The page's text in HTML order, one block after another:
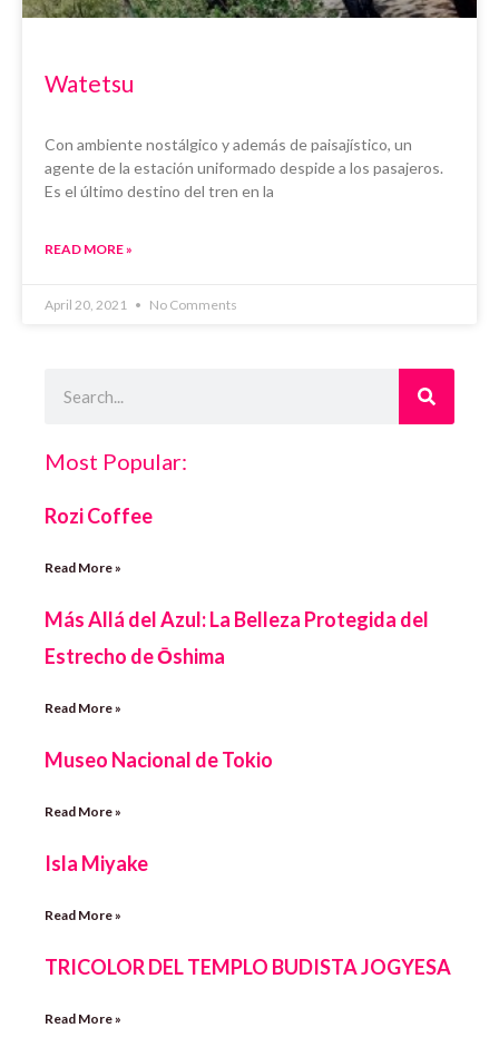
Watetsu
Con ambiente nostálgico y además de paisajístico, un
agente de la estación uniformado despide a los pasajeros.
Es el último destino del tren en la
READ MORE »
April 20, 2021 No Comments
Most Popular:
Rozi Coffee
Read More »
Más Allá del Azul: La Belleza Protegida del
Estrecho de Ōshima
Read More »
Museo Nacional de Tokio
Read More »
Isla Miyake
Read More »
TRICOLOR DEL TEMPLO BUDISTA JOGYESA
Read More »